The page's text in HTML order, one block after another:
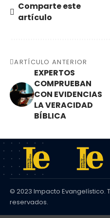
Comparte este
artículo
ARTÍCULO ANTERIOR
EXPERTOS
COMPRUEBAN
CON EVIDENCIAS
LA VERACIDAD
BÍBLICA
© 2023 Impacto Evangelístico.
reservados.